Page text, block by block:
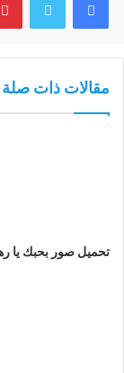
مقالات ذات صلة
تحميل صور بحبك يا